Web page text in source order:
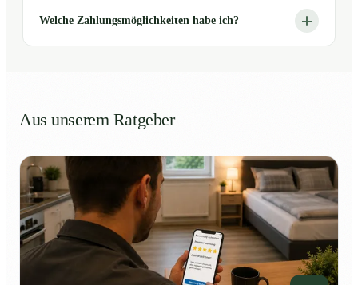
Welche Zahlungsmöglichkeiten habe ich?
Aus unserem Ratgeber